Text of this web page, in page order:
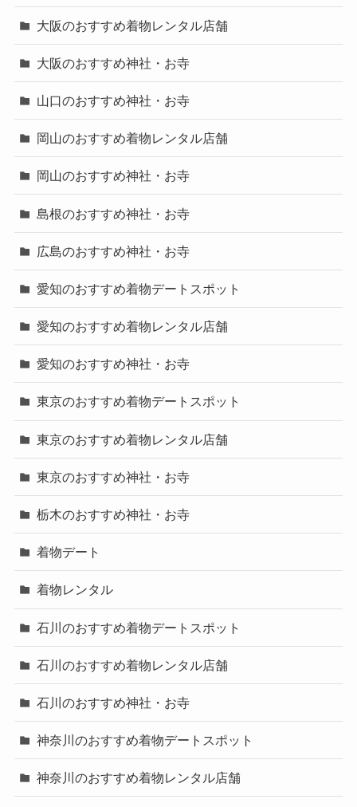
大阪のおすすめ着物レンタル店舗
大阪のおすすめ神社・お寺
山口のおすすめ神社・お寺
岡山のおすすめ着物レンタル店舗
岡山のおすすめ神社・お寺
島根のおすすめ神社・お寺
広島のおすすめ神社・お寺
愛知のおすすめ着物デートスポット
愛知のおすすめ着物レンタル店舗
愛知のおすすめ神社・お寺
東京のおすすめ着物デートスポット
東京のおすすめ着物レンタル店舗
東京のおすすめ神社・お寺
栃木のおすすめ神社・お寺
着物デート
着物レンタル
石川のおすすめ着物デートスポット
石川のおすすめ着物レンタル店舗
石川のおすすめ神社・お寺
神奈川のおすすめ着物デートスポット
神奈川のおすすめ着物レンタル店舗